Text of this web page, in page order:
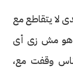
لا يتقاطع مع
هو مش زى أى
وقفت مع،